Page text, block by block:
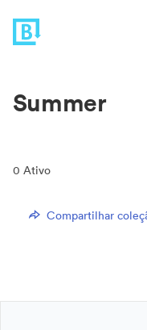
Summer
0 Ativo
Compartilhar